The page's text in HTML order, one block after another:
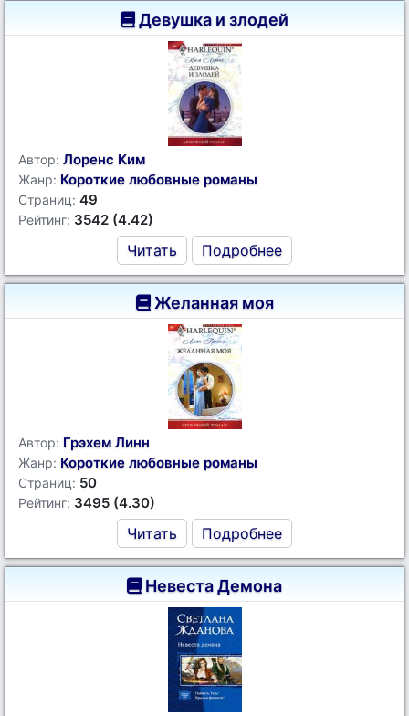
Девушка и злодей
Автор: Лоренс Ким
Жанр: Короткие любовные романы
Страниц: 49
Рейтинг: 3542 (4.42)
Читать Подробнее
Желанная моя
Автор: Грэхем Линн
Жанр: Короткие любовные романы
Страниц: 50
Рейтинг: 3495 (4.30)
Читать Подробнее
Невеста Демона